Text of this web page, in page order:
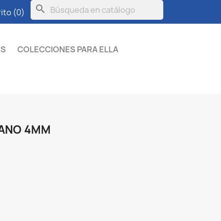
(0) search
COLECCIONES PARA ELLA
4MM